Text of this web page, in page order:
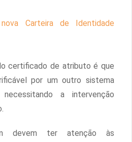
certificado de atributo é que
por um outro sistema
a intervenção
devem ter atenção às